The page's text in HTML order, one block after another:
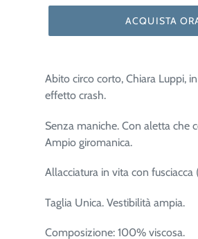
ACQUISTA
Abito circo corto, Chiara Luppi,
effetto crash.
Senza maniche. Con aletta che
Ampio giromanica.
Allacciatura in vita con fusciacca
Taglia Unica. Vestibilità ampia.
Composizione: 100% viscosa.